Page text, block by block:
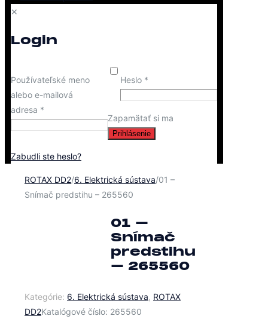
✕
Login
Používateľské meno
alebo e-mailová
adresa *
Heslo *
Zapamätať si ma
Prihlásenie
Zabudli ste heslo?
ROTAX DD2/6. Elektrická sústava/01 –
Snímač predstihu – 265560
01 –
Snímač
predstihu
– 265560
Kategórie: 6. Elektrická sústava, ROTAX
DD2Katalógové číslo: 265560